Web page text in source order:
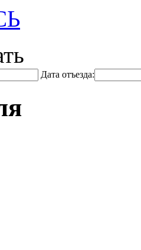
Дата отъезда: